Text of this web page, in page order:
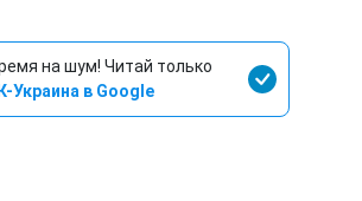
на шум! Читай только
Украина в Google